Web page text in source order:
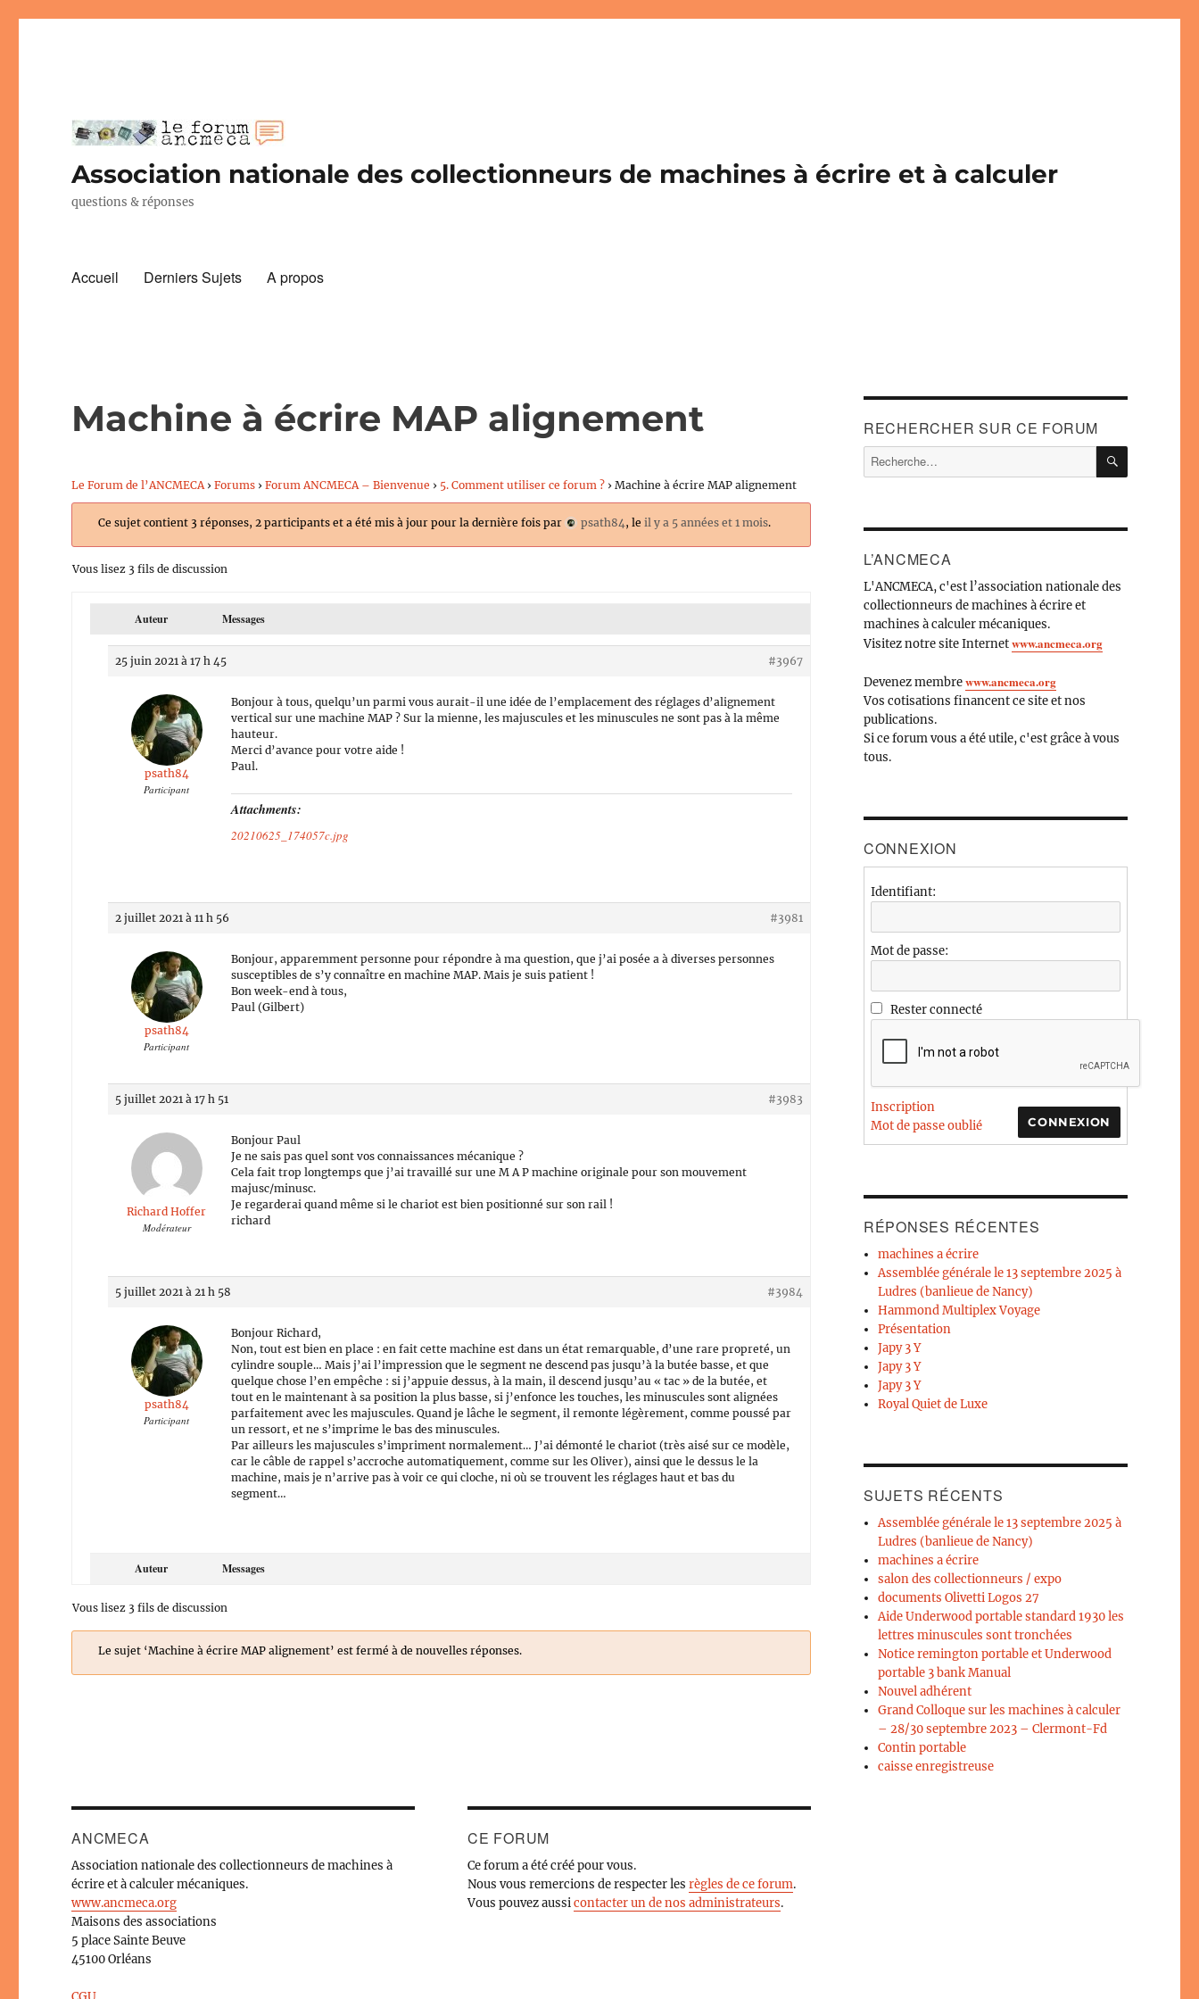
Association nationale des collectionneurs de machines à écrire et à calculer
questions & réponses
Accueil Derniers Sujets A propos
Machine à écrire MAP alignement
Le Forum de l’ANCMECA › Forums › Forum ANCMECA – Bienvenue › 5. Comment utiliser ce forum ? › Machine à écrire MAP alignement
Ce sujet contient 3 réponses, 2 participants et a été mis à jour pour la dernière fois par psath84 , leil y a 5 années et 1 mois.
Vous lisez 3 fils de discussion
Auteur Messages
25 juin 2021 à 17 h 45 #3967
psath84
Participant
Bonjour à tous, quelqu’un parmi vous aurait-il une idée de l’emplacement des réglages d’alignement
vertical sur une machine MAP ? Sur la mienne, les majuscules et les minuscules ne sont pas à la même
hauteur.
Merci d’avance pour votre aide !
Paul.
Attachments:
20210625_174057c.jpg
2 juillet 2021 à 11 h 56 #3981
psath84
Participant
Bonjour, apparemment personne pour répondre à ma question, que j’ai posée a à diverses personnes
susceptibles de s’y connaître en machine MAP. Mais je suis patient !
Bon week-end à tous,
Paul (Gilbert)
5 juillet 2021 à 17 h 51 #3983
Richard Hoffer
Modérateur
Bonjour Paul
Je ne sais pas quel sont vos connaissances mécanique ?
Cela fait trop longtemps que j’ai travaillé sur une M A P machine originale pour son mouvement
majusc/minusc.
Je regarderai quand même si le chariot est bien positionné sur son rail !
richard
5 juillet 2021 à 21 h 58 #3984
psath84
Participant
Bonjour Richard,
Non, tout est bien en place : en fait cette machine est dans un état remarquable, d’une rare propreté, un
cylindre souple… Mais j’ai l’impression que le segment ne descend pas jusqu’à la butée basse, et que
quelque chose l’en empêche : si j’appuie dessus, à la main, il descend jusqu’au « tac » de la butée, et
tout en le maintenant à sa position la plus basse, si j’enfonce les touches, les minuscules sont alignées
parfaitement avec les majuscules. Quand je lâche le segment, il remonte légèrement, comme poussé par
un ressort, et ne s’imprime le bas des minuscules.
Par ailleurs les majuscules s’impriment normalement… J’ai démonté le chariot (très aisé sur ce modèle,
car le câble de rappel s’accroche automatiquement, comme sur les Oliver), ainsi que le dessus le la
machine, mais je n’arrive pas à voir ce qui cloche, ni où se trouvent les réglages haut et bas du
segment…
Auteur Messages
Vous lisez 3 fils de discussion
Le sujet ‘Machine à écrire MAP alignement’ est fermé à de nouvelles réponses.
ANCMECA
Association nationale des collectionneurs de machines à
écrire et à calculer mécaniques.
www.ancmeca.org
Maisons des associations
5 place Sainte Beuve
45100 Orléans
CE FORUM
Ce forum a été créé pour vous.
Nous vous remercions de respecter lesrègles de ce forum.
Vous pouvez aussicontacter un de nos administrateurs.
RECHERCHER SUR CE FORUM
Recherche
pour :
L’ANCMECA
L'ANCMECA, c'est l’association nationale des
collectionneurs de machines à écrire et
machines à calculer mécaniques.
Visitez notre site Internetwww.ancmeca.org
Devenez membrewww.ancmeca.org
Vos cotisations financent ce site et nos
publications.
Si ce forum vous a été utile, c'est grâce à vous
tous.
CONNEXION
Identifiant:
Mot de passe:
Rester connecté
CONNEXION
Inscription
Mot de passe oublié
RÉPONSES RÉCENTES
machines a écrire
Assemblée générale le 13 septembre 2025 à
Ludres (banlieue de Nancy)
Hammond Multiplex Voyage
Présentation
Japy 3 Y
Japy 3 Y
Japy 3 Y
Royal Quiet de Luxe
SUJETS RÉCENTS
Assemblée générale le 13 septembre 2025 à
Ludres (banlieue de Nancy)
machines a écrire
salon des collectionneurs / expo
documents Olivetti Logos 27
Aide Underwood portable standard 1930 les
lettres minuscules sont tronchées
Notice remington portable et Underwood
portable 3 bank Manual
Nouvel adhérent
Grand Colloque sur les machines à calculer
– 28/30 septembre 2023 – Clermont-Fd
Contin portable
caisse enregistreuse